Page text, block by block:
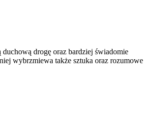
duchową drogę oraz bardziej świadomie
wybrzmiewa także sztuka oraz rozumowe